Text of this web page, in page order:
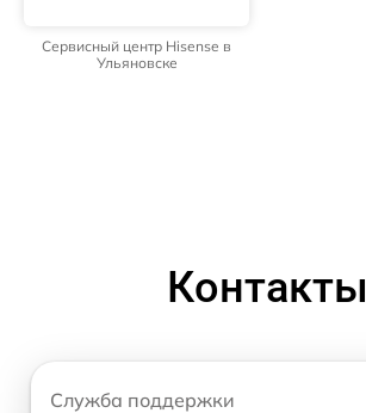
Сервисный центр Hisense в
Ульяновске
Контакты
Служба поддержки